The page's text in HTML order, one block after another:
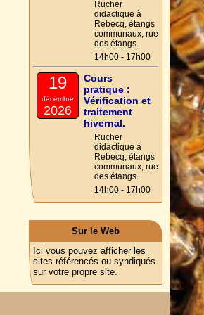
Rucher
didactique à
Rebecq, étangs
communaux, rue
des étangs.
14h00 - 17h00
19
décembre
2026
Cours
pratique :
Vérification et
traitement
hivernal.
Rucher
didactique à
Rebecq, étangs
communaux, rue
des étangs.
14h00 - 17h00
Sur le Web
Ici vous pouvez afficher les
sites référencés ou syndiqués
sur votre propre site.